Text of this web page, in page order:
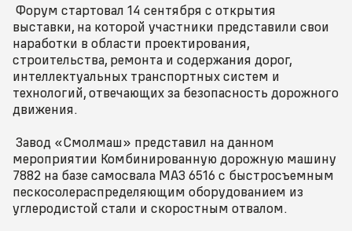
Форум стартовал 14 сентября с открытия
выставки, на которой участники представили свои
наработки в области проектирования,
строительства, ремонта и содержания дорог,
интеллектуальных транспортных систем и
технологий, отвечающих за безопасность дорожного
движения.
Завод «Смолмаш» представил на данном
мероприятии Комбинированную дорожную машину
7882 на базе самосвала МАЗ 6516 с быстросъемным
пескосолераспределяющим оборудованием из
углеродистой стали и скоростным отвалом.